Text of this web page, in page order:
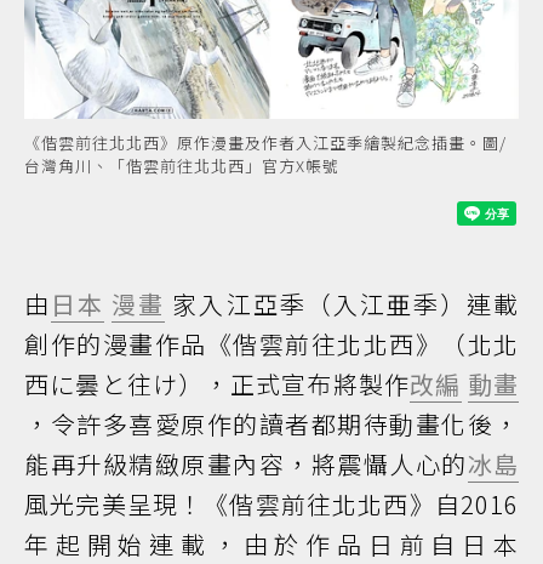
《偕雲前往北北西》原作漫畫及作者入江亞季繪製紀念插畫。圖/
台灣角川、「偕雲前往北北西」官方X帳號
由 日本 漫畫 家入江亞季（入江亜季）連載
創作的漫畫作品《偕雲前往北北西》（北北
西に曇と往け），正式宣布將製作改編 動畫
，令許多喜愛原作的讀者都期待動畫化後，
能再升級精緻原畫內容，將震懾人心的冰島
風光完美呈現！《偕雲前往北北西》自2016
年起開始連載，由於作品日前自日本